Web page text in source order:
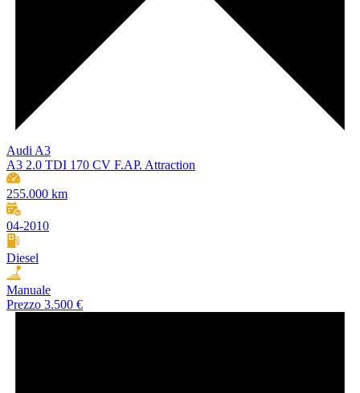
Audi A3
A3 2.0 TDI 170 CV F.AP. Attraction
255.000 km
04-2010
Diesel
Manuale
Prezzo 3.500 €